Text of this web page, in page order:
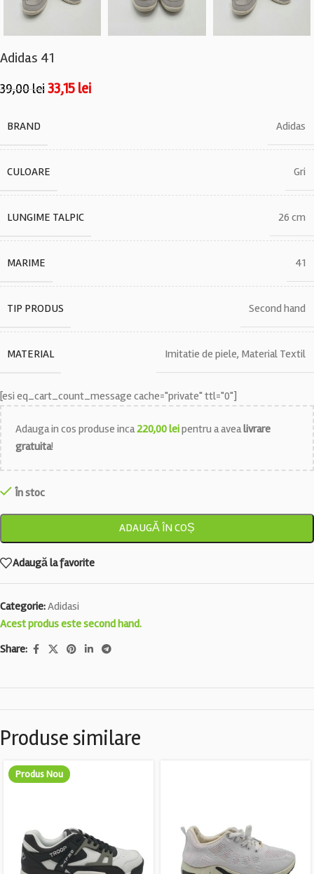
Adidas 41
39,00lei33,15 lei
BRAND Adidas
CULOARE Gri
LUNGIME TALPIC 26 cm
MARIME 41
TIP PRODUS Second hand
MATERIAL Imitatie de piele, Material Textil
[esi eq_cart_count_message cache="private" ttl="0"]
Adauga in cos produse inca220,00leipentru a avealivrare
gratuita!
În stoc
ADAUGĂ ÎN COȘ
Adaugă la favorite
Categorie:Adidasi
Acest produs este second hand.
Share:
Produse similare
Produs Nou